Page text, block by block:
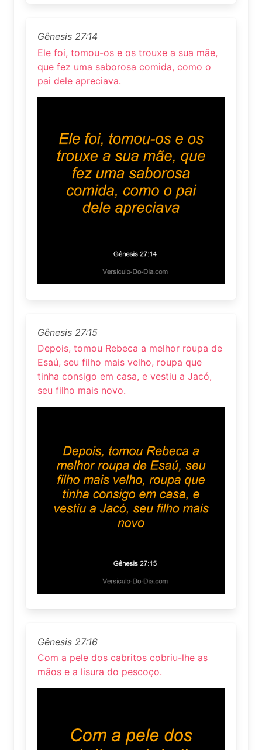
Gênesis 27:14
Ele foi, tomou-os e os trouxe a sua mãe,
que fez uma saborosa comida, como o
pai dele apreciava.
Gênesis 27:15
Depois, tomou Rebeca a melhor roupa de
Esaú, seu filho mais velho, roupa que
tinha consigo em casa, e vestiu a Jacó,
seu filho mais novo.
Gênesis 27:16
Com a pele dos cabritos cobriu-lhe as
mãos e a lisura do pescoço.